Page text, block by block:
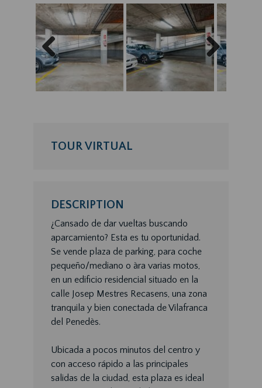
Previous Next
TOUR VIRTUAL
DESCRIPTION
¿Cansado de dar vueltas buscando
aparcamiento? Esta es tu oportunidad.
Se vende plaza de parking, para coche
pequeño/mediano o àra varias motos,
en un edificio residencial situado en la
calle Josep Mestres Recasens, una zona
tranquila y bien conectada de Vilafranca
del Penedès.
Ubicada a pocos minutos del centro y
con acceso rápido a las principales
salidas de la ciudad, esta plaza es ideal